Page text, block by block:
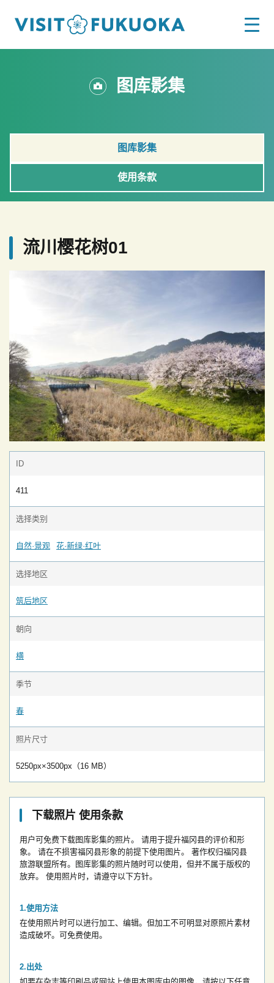
图库影集
图库影集
使用条款
流川樱花树01
ID
411
选择类别
自然·景观 花·新绿·红叶
选择地区
筑后地区
朝向
横
季节
春
照片尺寸
5250px×3500px（16 MB）
下载照片 使用条款
用户可免费下载图库影集的照片。
请用于提升福冈县的评价和形
象。
请在不损害福冈县形象的前提下使用图片。
著作权归福冈县
旅游联盟所有。图库影集的照片随时可以使用，但并不属于版权的
放弃。
使用照片时，请遵守以下方针。
使用方法
在使用照片时可以进行加工、编辑。但加工不可明显对原照片素材
造成破坏。可免费使用。
出处